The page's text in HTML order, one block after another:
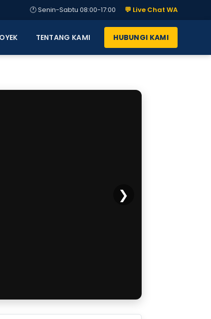
🕐 Senin-Sabtu 08:00-17:00 💬 Live Chat WA
TENTANG KAMI HUBUNGI KAMI
❯